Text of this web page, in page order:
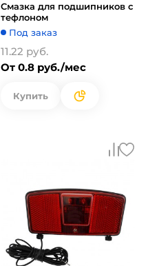
Cмазка для подшипников с
тефлоном
Под заказ
11.22 руб.
От 0.8 руб./мес
Купить